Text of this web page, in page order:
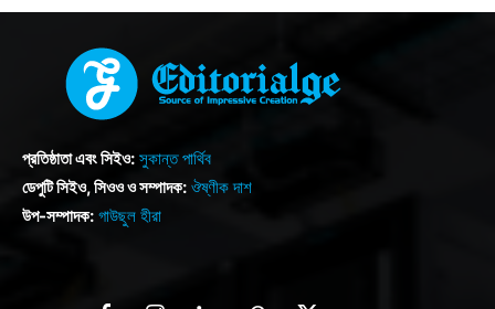
প্রতিষ্ঠাতা এবং সিইও: সুকান্ত পার্থিব
ডেপুটি সিইও, সিওও ও সম্পাদক: ঔষ্ণীক দাশ
উপ-সম্পাদক: গাউছুল হীরা